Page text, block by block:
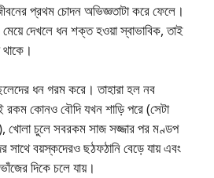
প্রথম চোদন অভিজ্ঞতাটা করে ফেলে।
দেখলে ধন শক্ত হওয়া স্বাভাবিক, তাই
ধন গরম করে। তাহারা হল নব
রকম কোনও বৌদি যখন শাড়ি পরে (সেটা
খোলা চুলে সবরকম সাজ সজ্জার পর মণ্ডপ
সাথে বয়স্কদেরও ছঠফঠানি বেড়ে যায় এবং
দিকে চলে যায়।